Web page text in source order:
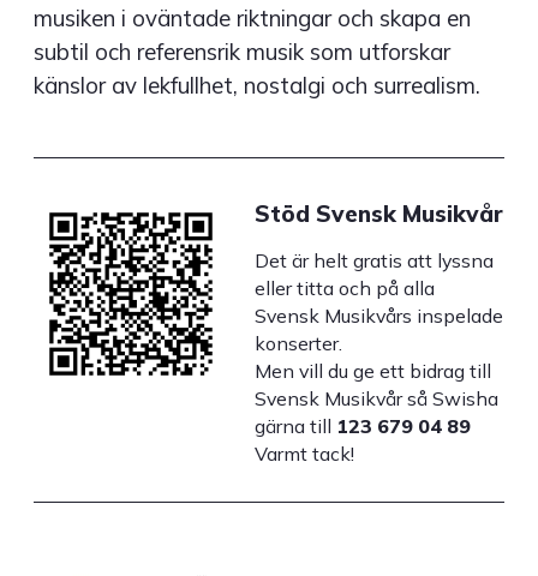
musiken i oväntade riktningar och skapa en
subtil och referensrik musik som utforskar
känslor av lekfullhet, nostalgi och surrealism.
Stöd Svensk Musikvår
Det är helt gratis att lyssna
eller titta och på alla
Svensk Musikvårs inspelade
konserter.
Men vill du ge ett bidrag till
Svensk Musikvår så Swisha
gärna till 123 679 04 89
Varmt tack!